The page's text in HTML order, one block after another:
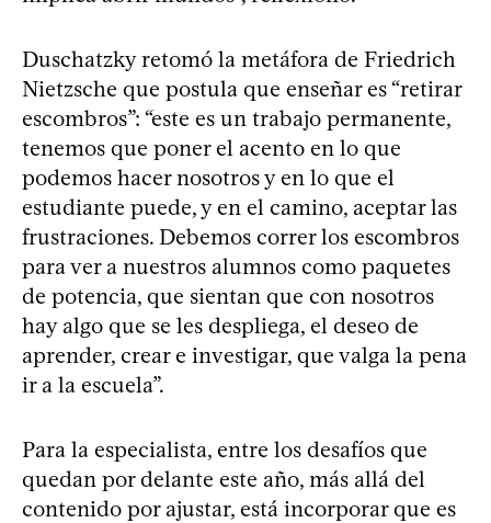
Duschatzky retomó la metáfora de Friedrich
Nietzsche que postula que enseñar es “retirar
escombros”: “este es un trabajo permanente,
tenemos que poner el acento en lo que
podemos hacer nosotros y en lo que el
estudiante puede, y en el camino, aceptar las
frustraciones. Debemos correr los escombros
para ver a nuestros alumnos como paquetes
de potencia, que sientan que con nosotros
hay algo que se les despliega, el deseo de
aprender, crear e investigar, que valga la pena
ir a la escuela”.
Para la especialista, entre los desafíos que
quedan por delante este año, más allá del
contenido por ajustar, está incorporar que es